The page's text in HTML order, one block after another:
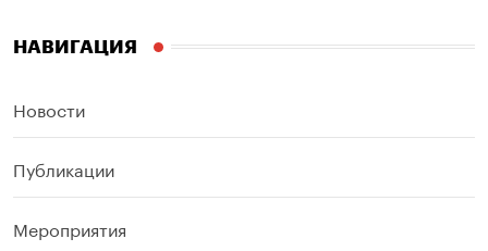
НАВИГАЦИЯ
Новости
Публикации
Мероприятия